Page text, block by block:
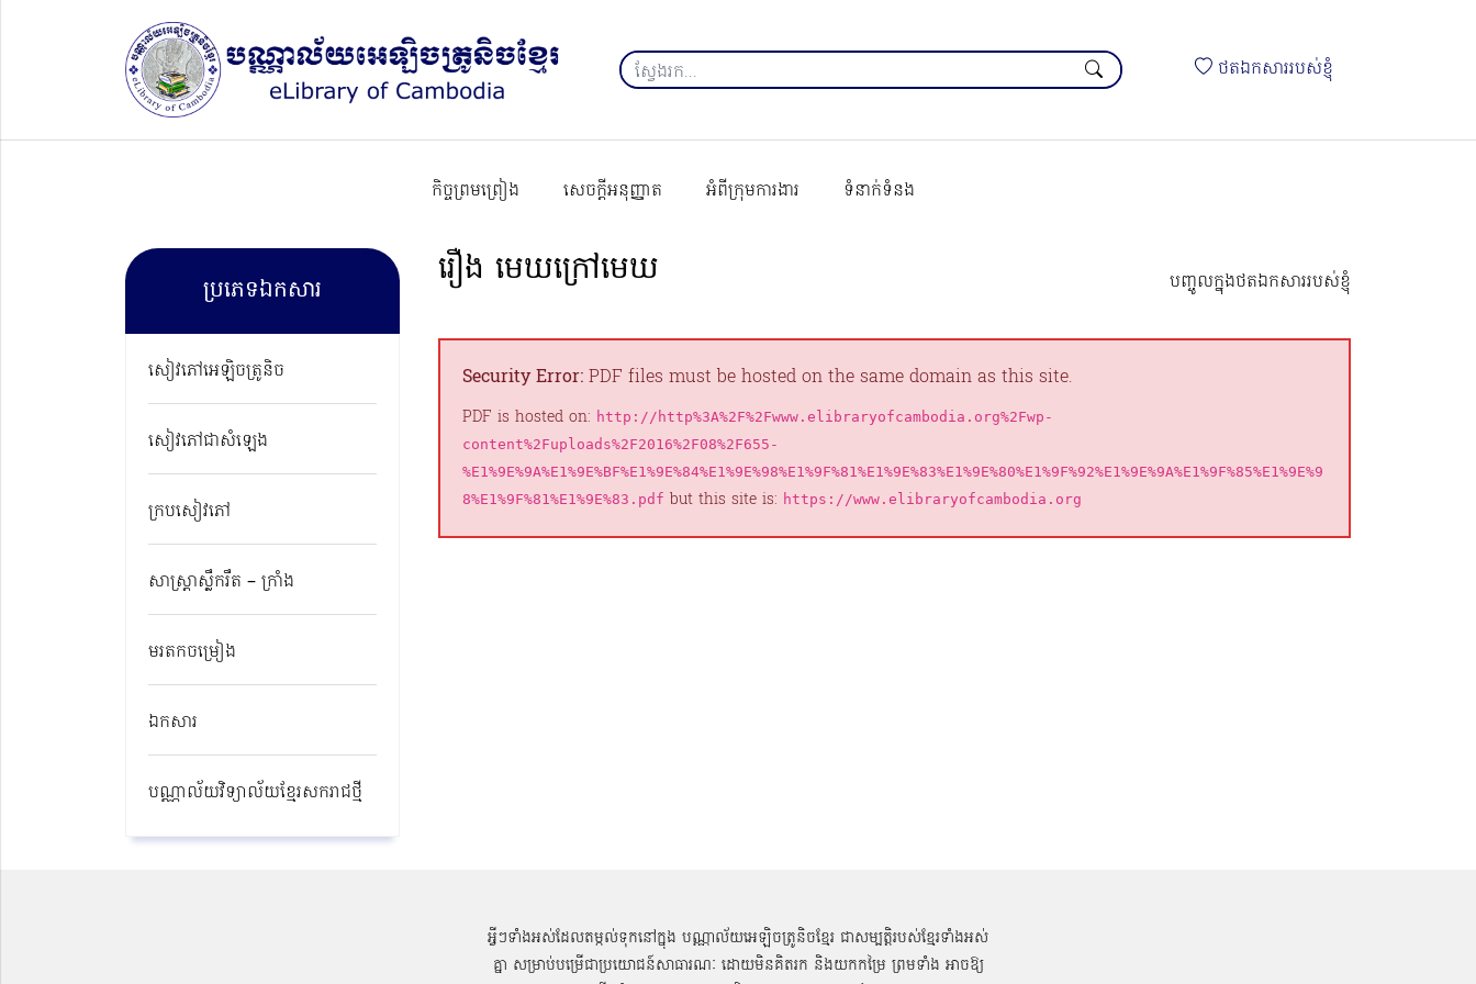
ថតឯកសាររបស់ខ្ញុំ
កិច្ចព្រមព្រៀង សេចក្ដីអនុញ្ញាត អំពីក្រុមការងារ ទំនាក់ទំនង
ប្រភេទឯកសារ
សៀវភៅអេឡិចត្រូនិច
សៀវភៅជាសំឡេង
ក្របសៀវភៅ
សាស្ត្រាស្លឹករឹត – ក្រាំង
មរតកចម្រៀង
ឯកសារ
បណ្ណាល័យវិទ្យាល័យខ្មែរសករាជថ្មី​
រឿង មេឃក្រៅមេឃ បញ្ចូលក្នុងថតឯកសាររបស់ខ្ញុំ
Security Error: PDF files must be hosted on the same domain as this site.
PDF is hosted on: http://http%3A%2F%2Fwww.elibraryofcambodia.org%2Fwp-
content%2Fuploads%2F2016%2F08%2F655-
%E1%9E%9A%E1%9E%BF%E1%9E%84%E1%9E%98%E1%9F%81%E1%9E%83%E1%9E%80%E1%9F%92%E1%9E%9A%E1%9F%85%E1%9E%9
8%E1%9F%81%E1%9E%83.pdf but this site is: https://www.elibraryofcambodia.org
អ្វីៗទាំងអស់ដែលតម្កល់ទុកនៅក្នុង បណ្ណាល័យអេឡិចត្រូនិចខ្មែរ ជាសម្បតិ្តរបស់ខ្មែរទាំងអស់
គ្នា សម្រាប់បម្រើជាប្រយោជន៍សាធារណៈ ដោយមិនគិតរក និងយកកម្រៃ ព្រមទាំង អាចឱ្យ